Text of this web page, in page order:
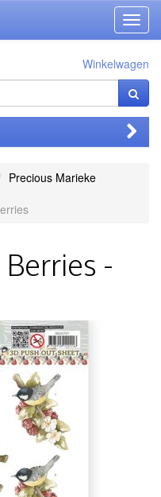
Winkelwagen
Precious Marieke
-